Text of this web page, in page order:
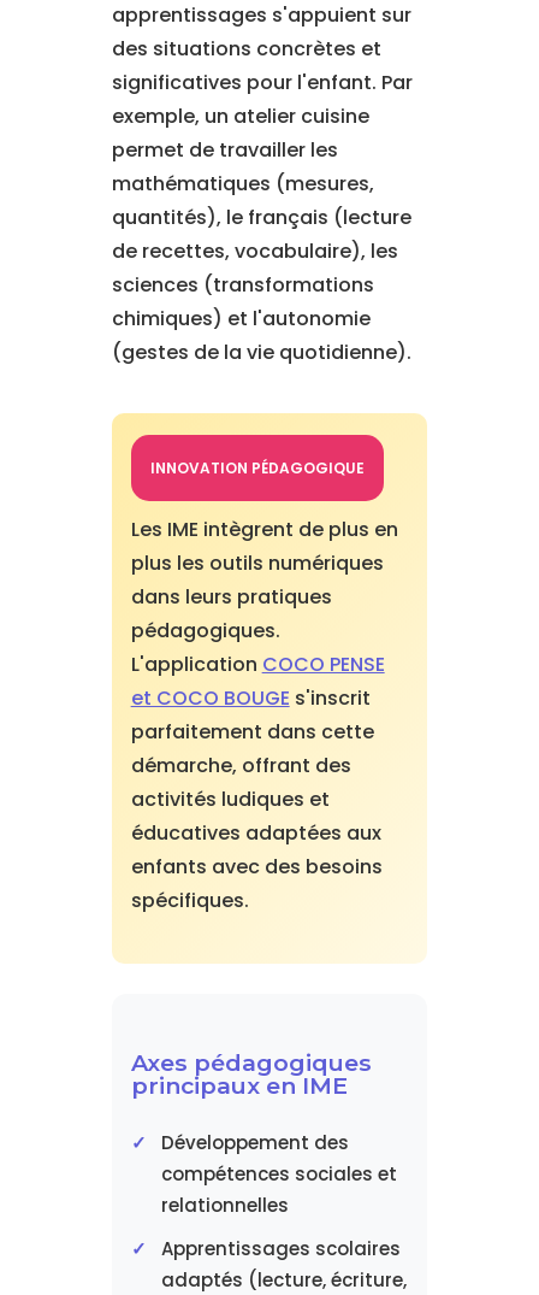
apprentissages s'appuient sur
des situations concrètes et
significatives pour l'enfant. Par
exemple, un atelier cuisine
permet de travailler les
mathématiques (mesures,
quantités), le français (lecture
de recettes, vocabulaire), les
sciences (transformations
chimiques) et l'autonomie
(gestes de la vie quotidienne).
INNOVATION PÉDAGOGIQUE
Les IME intègrent de plus en
plus les outils numériques
dans leurs pratiques
pédagogiques.
L'application COCO PENSE
et COCO BOUGE s'inscrit
parfaitement dans cette
démarche, offrant des
activités ludiques et
éducatives adaptées aux
enfants avec des besoins
spécifiques.
Axes pédagogiques
principaux en IME
Développement des
compétences sociales et
relationnelles
Apprentissages scolaires
adaptés (lecture, écriture,